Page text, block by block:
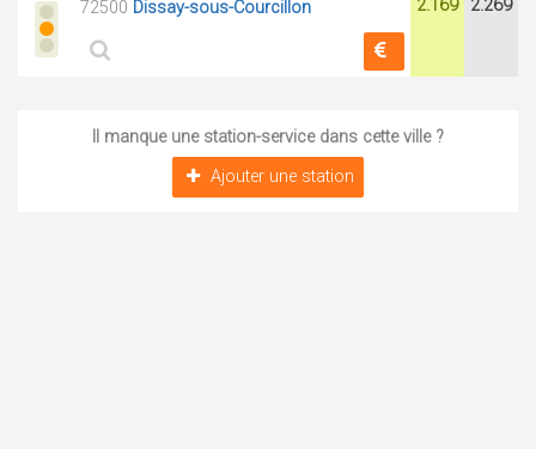
72500 Dissay-sous-Courcillon 2.169 2.269
Il manque une station-service dans cette ville ?
Ajouter une station